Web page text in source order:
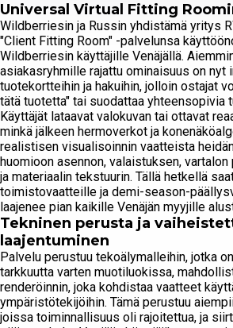
Universal Virtual Fitting
Wildberriesin ja Russin yhdistämä yritys
"Client Fitting Room" -palvelunsa
Wildberriesin käyttäjille Venäjällä.
asiakasryhmille rajattu ominaisuus on nyt
tuotekortteihin ja hakuihin, jolloin ostajat
tätä tuotetta" tai suodattaa yhteensopivia
Käyttäjät lataavat valokuvan tai ottavat
minkä jälkeen hermoverkot ja
realistisen visualisoinnin vaatteista
huomioon asennon, valaistuksen,
ja materiaalin tekstuurin. Tällä hetkellä
toimistovaatteille ja demi-season-
laajenee pian kaikille Venäjän myyjille
Tekninen perusta ja
laajentuminen
Palvelu perustuu tekoälymalleihin, jotka
tarkkuutta varten muotiluokissa,
renderöinnin, joka kohdistaa vaatteet
ympäristötekijöihin. Tämä perustuu
joissa toiminnallisuus oli rajoitettua, ja